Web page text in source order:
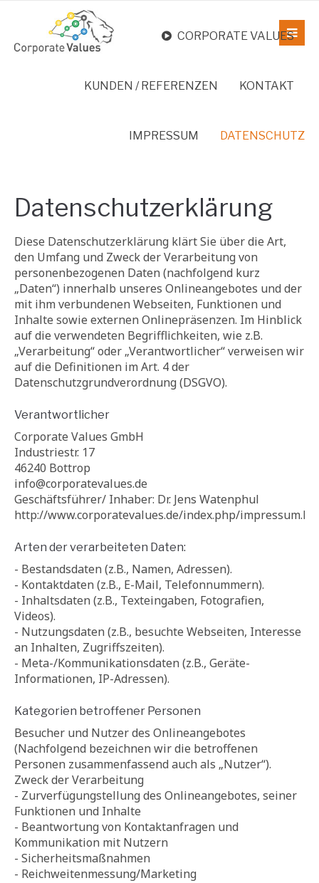
CORPORATE VALUES
KUNDEN / REFERENZEN KONTAKT
IMPRESSUM DATENSCHUTZ
Datenschutzerklärung
Diese Datenschutzerklärung klärt Sie über die Art,
den Umfang und Zweck der Verarbeitung von
personenbezogenen Daten (nachfolgend kurz
„Daten“) innerhalb unseres Onlineangebotes und der
mit ihm verbundenen Webseiten, Funktionen und
Inhalte sowie externen Onlinepräsenzen. Im Hinblick
auf die verwendeten Begrifflichkeiten, wie z.B.
„Verarbeitung“ oder „Verantwortlicher“ verweisen wir
auf die Definitionen im Art. 4 der
Datenschutzgrundverordnung (DSGVO).
Verantwortlicher
Corporate Values GmbH
Industriestr. 17
46240 Bottrop
info@corporatevalues.de
Geschäftsführer/ Inhaber: Dr. Jens Watenphul
http://www.corporatevalues.de/index.php/
Arten der verarbeiteten Daten:
- Bestandsdaten (z.B., Namen, Adressen).
- Kontaktdaten (z.B., E-Mail, Telefonnummern).
- Inhaltsdaten (z.B., Texteingaben, Fotografien,
Videos).
- Nutzungsdaten (z.B., besuchte Webseiten, Interesse
an Inhalten, Zugriffszeiten).
- Meta-/Kommunikationsdaten (z.B., Geräte-
Informationen, IP-Adressen).
Kategorien betroffener Personen
Besucher und Nutzer des Onlineangebotes
(Nachfolgend bezeichnen wir die betroffenen
Personen zusammenfassend auch als „Nutzer“).
Zweck der Verarbeitung
- Zurverfügungstellung des Onlineangebotes, seiner
Funktionen und Inhalte
- Beantwortung von Kontaktanfragen und
Kommunikation mit Nutzern
- Sicherheitsmaßnahmen
- Reichweitenmessung/Marketing